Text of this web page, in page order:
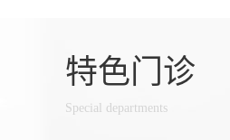
特色门诊
Special departments